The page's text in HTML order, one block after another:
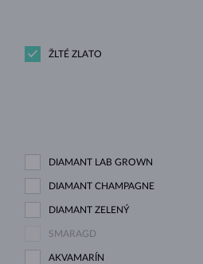
ŽLTÉ ZLATO
DIAMANT LAB GROWN
DIAMANT CHAMPAGNE
DIAMANT ZELENÝ
SMARAGD
AKVAMARÍN